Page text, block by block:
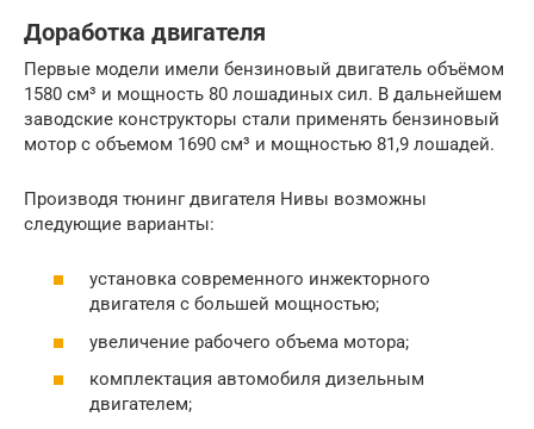
Доработка двигателя
Первые модели имели бензиновый двигатель объёмом
1580 см³ и мощность 80 лошадиных сил. В дальнейшем
заводские конструкторы стали применять бензиновый
мотор с объемом 1690 см³ и мощностью 81,9 лошадей.
Производя тюнинг двигателя Нивы возможны
следующие варианты:
установка современного инжекторного
двигателя с большей мощностью;
увеличение рабочего объема мотора;
комплектация автомобиля дизельным
двигателем;